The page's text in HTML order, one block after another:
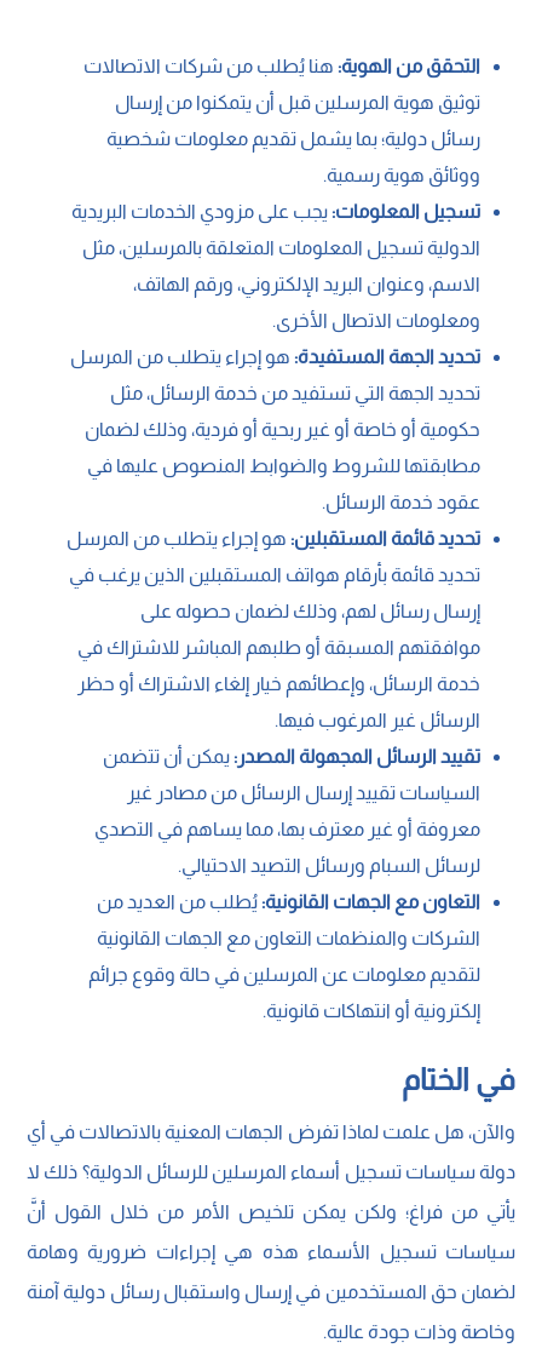
التحقق من الهوية: هنا يُطلب من شركات الاتصالات
توثيق هوية المرسلين قبل أن يتمكنوا من إرسال
رسائل دولية؛ بما يشمل تقديم معلومات شخصية
ووثائق هوية رسمية.
تسجيل المعلومات: يجب على مزودي الخدمات البريدية
الدولية تسجيل المعلومات المتعلقة بالمرسلين، مثل
الاسم، وعنوان البريد الإلكتروني، ورقم الهاتف،
ومعلومات الاتصال الأخرى.
تحديد الجهة المستفيدة: هو إجراء يتطلب من المرسل
تحديد الجهة التي تستفيد من خدمة الرسائل، مثل
حكومية أو خاصة أو غير ربحية أو فردية، وذلك لضمان
مطابقتها للشروط والضوابط المنصوص عليها في
عقود خدمة الرسائل.
تحديد قائمة المستقبلين: هو إجراء يتطلب من المرسل
تحديد قائمة بأرقام هواتف المستقبلين الذين يرغب في
إرسال رسائل لهم، وذلك لضمان حصوله على
موافقتهم المسبقة أو طلبهم المباشر للاشتراك في
خدمة الرسائل، وإعطائهم خيار إلغاء الاشتراك أو حظر
الرسائل غير المرغوب فيها.
تقييد الرسائل المجهولة المصدر: يمكن أن تتضمن
السياسات تقييد إرسال الرسائل من مصادر غير
معروفة أو غير معترف بها، مما يساهم في التصدي
لرسائل السبام ورسائل التصيد الاحتيالي.
التعاون مع الجهات القانونية: يُطلب من العديد من
الشركات والمنظمات التعاون مع الجهات القانونية
لتقديم معلومات عن المرسلين في حالة وقوع جرائم
إلكترونية أو انتهاكات قانونية.
في الختام
والآن، هل علمت لماذا تفرض الجهات المعنية بالاتصالات في أي
دولة سياسات تسجيل أسماء المرسلين للرسائل الدولية؟ ذلك لا
يأتي من فراغ؛ ولكن يمكن تلخيص الأمر من خلال القول أنَّ
سياسات تسجيل الأسماء هذه هي إجراءات ضرورية وهامة
لضمان حق المستخدمين في إرسال واستقبال رسائل دولية آمنة
وخاصة وذات جودة عالية.